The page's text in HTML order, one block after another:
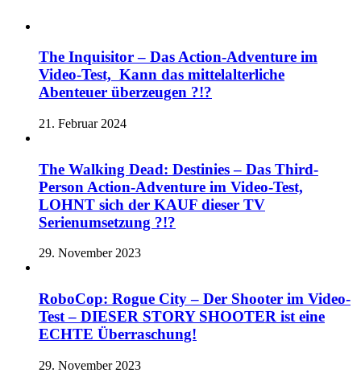
The Inquisitor – Das Action-Adventure im
Video-Test, Kann das mittelalterliche
Abenteuer überzeugen ?!?
21. Februar 2024
The Walking Dead: Destinies – Das Third-
Person Action-Adventure im Video-Test,
LOHNT sich der KAUF dieser TV
Serienumsetzung ?!?
29. November 2023
RoboCop: Rogue City – Der Shooter im Video-
Test – DIESER STORY SHOOTER ist eine
ECHTE Überraschung!
29. November 2023